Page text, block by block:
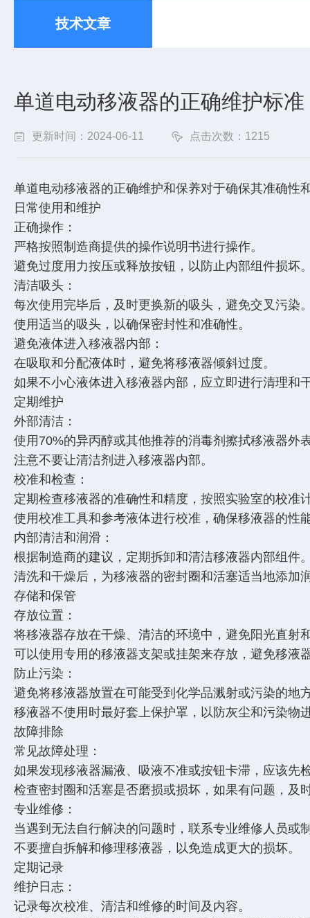
技术文章
单道电动移液器的正确维护标准
更新时间：2024-06-11 点击次数：1215
单道电动移液器的正确维护和保养对于确保其准确
日常使用和维护
正确操作：
严格按照制造商提供的操作说明书进行操作。
避免过度用力按压或释放按钮，以防止内部组件损坏
清洁吸头：
每次使用完毕后，及时更换新的吸头，避免交叉污染
使用适当的吸头，以确保密封性和准确性。
避免液体进入移液器内部：
在吸取和分配液体时，避免将移液器倾斜过度。
如果不小心液体进入移液器内部，应立即进行清理和
定期维护
外部清洁：
使用70%的异丙醇或其他推荐的消毒剂擦拭移液器外
注意不要让清洁剂进入移液器内部。
校准和检查：
定期检查移液器的准确性和精度，按照实验室的校
使用校准工具和参考液体进行校准，确保移液器的性
内部清洁和润滑：
根据制造商的建议，定期拆卸和清洁移液器内部组件
清洗和干燥后，为移液器的密封圈和活塞适当地添加
存储和保管
存放位置：
将移液器存放在干燥、清洁的环境中，避免阳光直射
可以使用专用的移液器支架或挂架来存放，避免移
防止污染：
避免将移液器放置在可能受到化学品溅射或污染的地
移液器不使用时最好套上保护罩，以防灰尘和污染物
故障排除
常见故障处理：
如果发现移液器漏液、吸液不准或按钮卡滞，应该
检查密封圈和活塞是否磨损或损坏，如果有问题，
专业维修：
当遇到无法自行解决的问题时，联系专业维修人员
不要擅自拆解和修理移液器，以免造成更大的损坏。
定期记录
维护日志：
记录每次校准、清洁和维修的时间及内容。